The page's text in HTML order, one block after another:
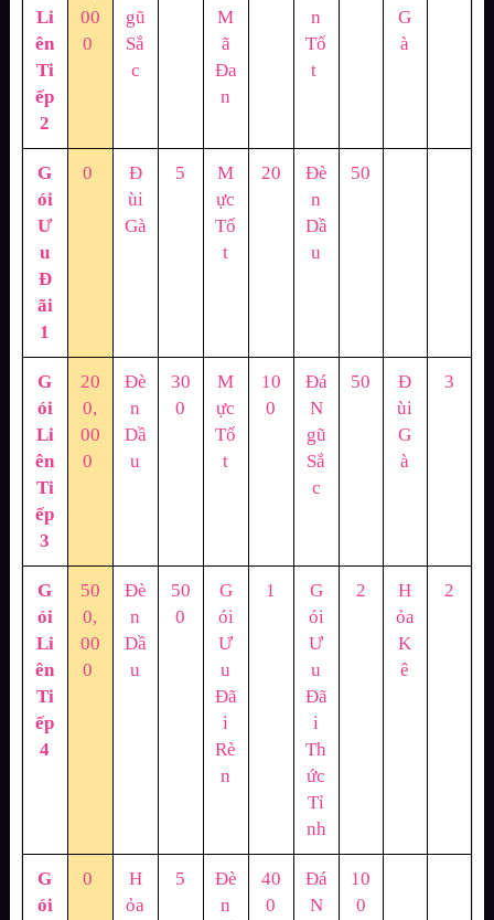
Li
ên
Ti
ếp
2
00
0
gũ
Sắ
c
M
ã
Đa
n
n
Tố
t
G
à
G
ói
Ư
u
Đ
ãi
1
0
Đ
ùi
Gà
5
M
ực
Tố
t
20
Đè
n
Dầ
u
50
G
ói
Li
ên
Ti
ếp
3
20
0,
00
0
Đè
n
Dầ
u
30
0
M
ực
Tố
t
10
0
Đá
N
gũ
Sắ
c
50
Đ
ùi
G
à
3
G
ói
Li
ên
Ti
ếp
4
50
0,
00
0
Đè
n
Dầ
u
50
0
G
ói
Ư
u
Đã
i
Rè
n
1
G
ói
Ư
u
Đã
i
Th
ức
Tỉ
nh
2
H
ỏa
K
ê
2
G
ói
0
H
ỏa
5
Đè
n
40
0
Đá
N
10
0